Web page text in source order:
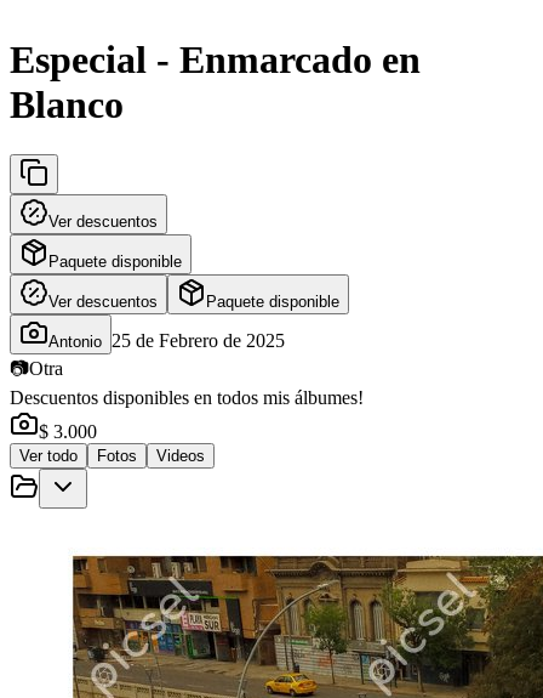
Especial - Enmarcado en
Blanco
Ver descuentos
Paquete disponible
Ver descuentos Paquete disponible
Antonio 25 de Febrero de 2025
📷Otra
Descuentos disponibles en todos mis álbumes!
$ 3.000
Ver todo Fotos Videos